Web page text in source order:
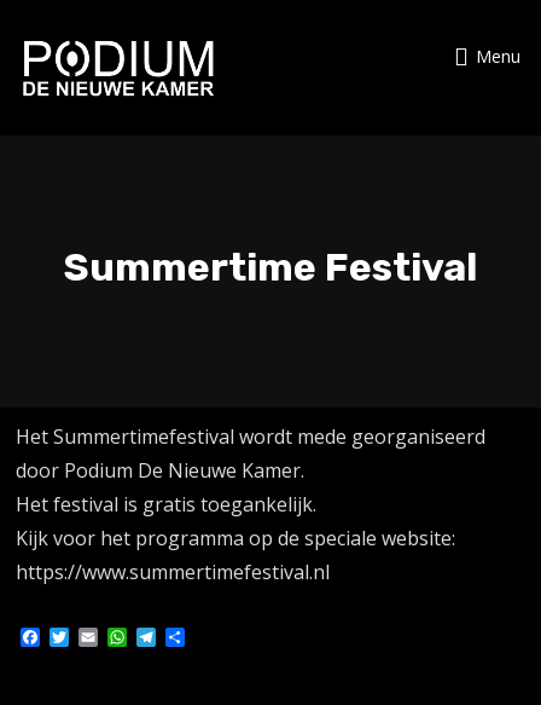
Menu
Summertime Festival
Het Summertimefestival wordt mede georganiseerd
door Podium De Nieuwe Kamer.
Het festival is gratis toegankelijk.
Kijk voor het programma op de speciale website:
https://www.summertimefestival.nl
Facebook
TwitterEmailWhatsApp
Telegram